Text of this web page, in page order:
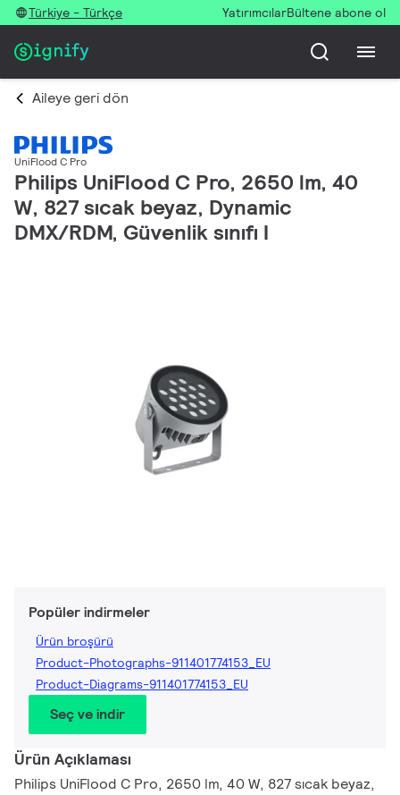
Türkiye - Türkçe YatırımcılarBültene abone ol
Aileye geri dön
UniFlood C Pro
Philips UniFlood C Pro, 2650 lm, 40
W, 827 sıcak beyaz, Dynamic
DMX/RDM, Güvenlik sınıfı I
Popüler indirmeler
Ürün broşürü
Product-Photographs-911401774153_EU
Product-Diagrams-911401774153_EU
Seç ve indir
Ürün Açıklaması
Philips UniFlood C Pro, 2650 lm, 40 W, 827 sıcak beyaz,